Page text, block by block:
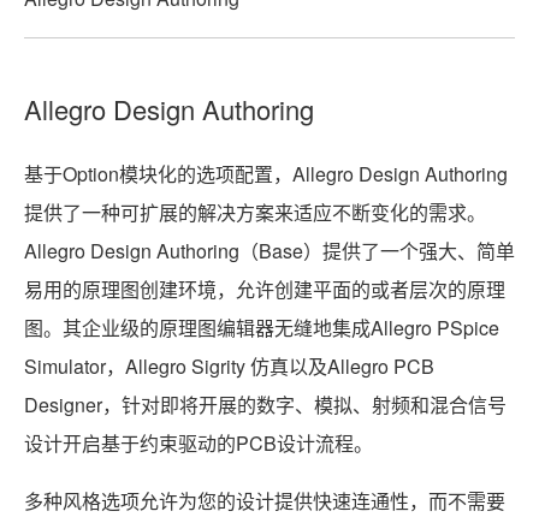
Allegro Design Authoring
基于Option模块化的选项配置，Allegro Design Authoring
提供了一种可扩展的解决方案来适应不断变化的需求。
Allegro Design Authoring（Base）提供了一个强大、简单
易用的原理图创建环境，允许创建平面的或者层次的原理
图。其企业级的原理图编辑器无缝地集成Allegro PSpice
Simulator，Allegro Sigrity 仿真以及Allegro PCB
Designer，针对即将开展的数字、模拟、射频和混合信号
设计开启基于约束驱动的PCB设计流程。
多种风格选项允许为您的设计提供快速连通性，而不需要